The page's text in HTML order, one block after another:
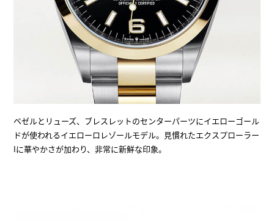
ベゼルとリューズ、ブレスレットのセンターパーツにイエローゴール
ドが使われるイエローロレゾールモデル。見慣れたエクスプローラー
Iに華やかさが加わり、非常に新鮮な印象。